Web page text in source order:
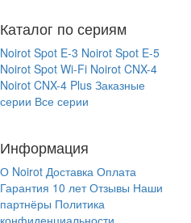
Каталог по сериям
Noirot Spot E-3 Noirot Spot E-5
Noirot Spot Wi-Fi Noirot CNX-4
Noirot CNX-4 Plus Заказные
серии Все серии
Информация
О Noirot Доставка Оплата
Гарантия 10 лет Отзывы Наши
партнёры Политика
конфиденциальности